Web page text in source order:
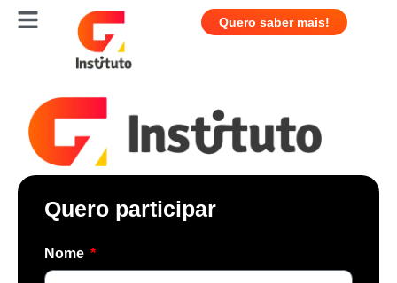
Quero saber mais!
Quero participar
Nome